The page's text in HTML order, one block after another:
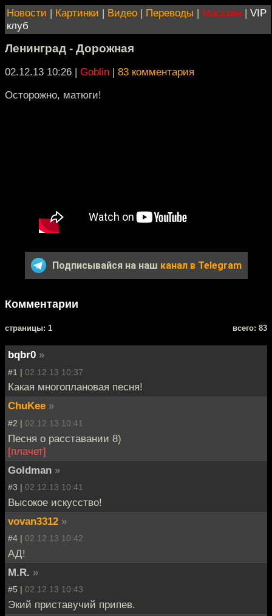
Новости | Картинки | Видео | Переводы | Магазин | VIP
клуб
Ленинград - Дорожная
02.12.13 10:26 | Goblin | 83 комментария
Осторожно, матюги!
Подписывайся на наш канал в Telegram
Комментарии
cтраницы: 1 всего: 83
bqbr0 »
#1 | 02.12.13 10:37
Какая многоплановая песня!
ChuKee »
#2 | 02.12.13 10:41
Песня о расставании 8)
[плачет]
Goldman »
#3 | 02.12.13 10:41
Высокое искусство!
vovan3312 »
#4 | 02.12.13 10:42
АД!
M.R. »
#5 | 02.12.13 10:43
Экий приставучий припев.